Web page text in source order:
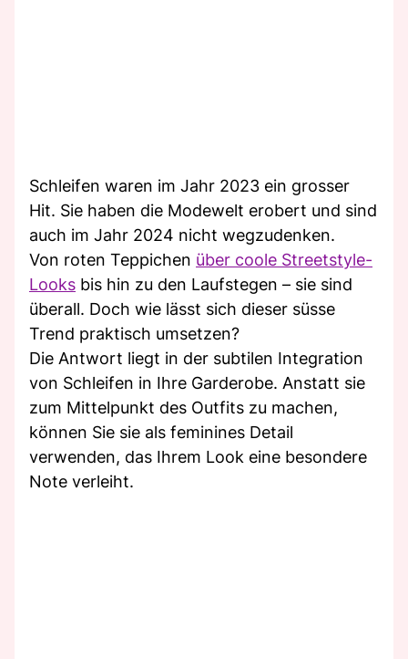
Schleifen waren im Jahr 2023 ein grosser
Hit. Sie haben die Modewelt erobert und sind
auch im Jahr 2024 nicht wegzudenken.
Von roten Teppichen über coole Streetstyle-
Looks bis hin zu den Laufstegen – sie sind
überall. Doch wie lässt sich dieser süsse
Trend praktisch umsetzen?
Die Antwort liegt in der subtilen Integration
von Schleifen in Ihre Garderobe. Anstatt sie
zum Mittelpunkt des Outfits zu machen,
können Sie sie als feminines Detail
verwenden, das Ihrem Look eine besondere
Note verleiht.